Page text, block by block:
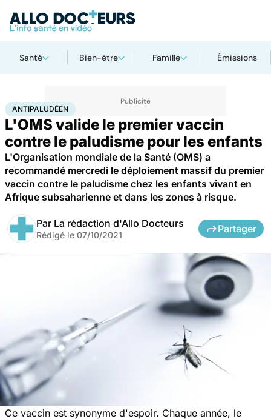
Santé Bien-être Famille Émissions
AccueilSantéAntipaludéen
ANTIPALUDÉEN
L'OMS valide le premier vaccin
contre le paludisme pour les enfants
L'Organisation mondiale de la Santé (OMS) a
recommandé mercredi le déploiement massif du premier
vaccin contre le paludisme chez les enfants vivant en
Afrique subsaharienne et dans les zones à risque.
Par La rédaction d'Allo Docteurs
Rédigé le 07/10/2021
Partager
Ce vaccin est synonyme d'espoir. Chaque année, le